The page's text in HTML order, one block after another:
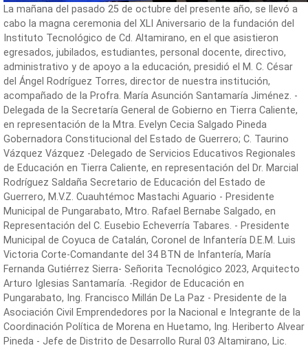
La mañana del pasado 25 de octubre del presente año, se llevó a
cabo la magna ceremonia del XLI Aniversario de la fundación del
Instituto Tecnológico de Cd. Altamirano, en el que asistieron
egresados, jubilados, estudiantes, personal docente, directivo,
administrativo y de apoyo a la educación, presidió el M. C. César
del Ángel Rodríguez Torres, director de nuestra institución,
acompañado de la Profra. María Asunción Santamaría Jiménez. -
Delegada de la Secretaría General de Gobierno en Tierra Caliente,
en representación de la Mtra. Evelyn Cecia Salgado Pineda
Gobernadora Constitucional del Estado de Guerrero; C. Taurino
Vázquez Vázquez -Delegado de Servicios Educativos Regionales
de Educación en Tierra Caliente, en representación del Dr. Marcial
Rodríguez Saldaña Secretario de Educación del Estado de
Guerrero, M.V.Z. Cuauhtémoc Mastachi Aguario - Presidente
Municipal de Pungarabato, Mtro. Rafael Bernabe Salgado, en
Representación del C. Eusebio Echeverría Tabares. - Presidente
Municipal de Coyuca de Catalán, Coronel de Infantería D.E.M. Luis
Victoria Corte-Comandante del 34 BTN de Infantería, María
Fernanda Gutiérrez Sierra- Señorita Tecnológico 2023, Arquitecto
Arturo Iglesias Santamaría. -Regidor de Educación en
Pungarabato, Ing. Francisco Millán De La Paz - Presidente de la
Asociación Civil Emprendedores por la Nacional e Integrante de la
Coordinación Política de Morena en Huetamo, Ing. Heriberto Alvear
Pineda - Jefe de Distrito de Desarrollo Rural 03 Altamirano, Lic.